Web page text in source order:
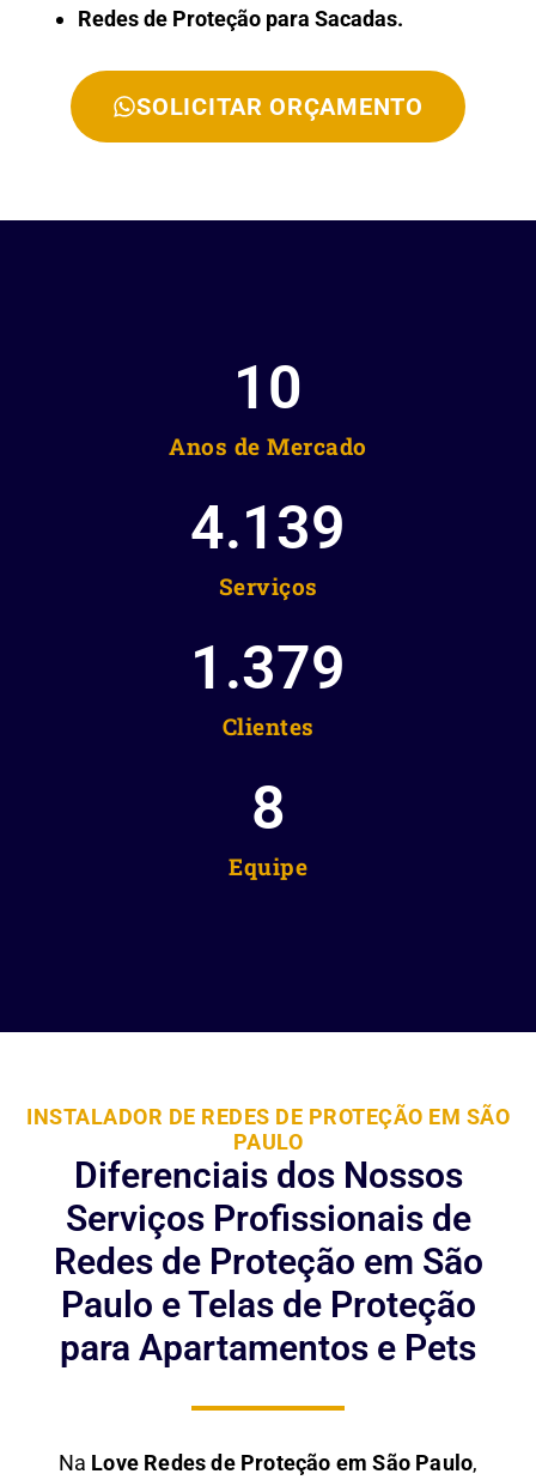
Redes de Proteção para Sacadas.
SOLICITAR ORÇAMENTO
Anos de Mercado
10
Serviços
4.139
Clientes
1.379
Equipe
8
INSTALADOR DE REDES DE PROTEÇÃO EM SÃO
PAULO
Diferenciais dos Nossos
Serviços Profissionais de
Redes de Proteção em São
Paulo e Telas de Proteção
para Apartamentos e Pets
Na Love Redes de Proteção em São Paulo,